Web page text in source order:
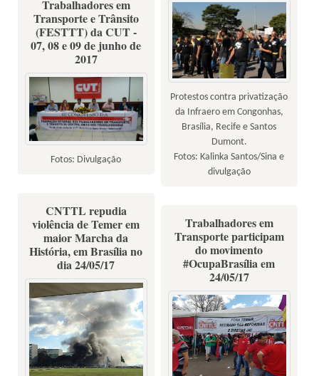
Protestos contra privatização
da Infraero em Congonhas,
Brasília, Recife e Santos
Dumont.
Fotos: Kalinka Santos/Sina e
divulgação
Trabalhadores em
Transporte e Trânsito
(FESTTT) da CUT -
07, 08 e 09 de junho de
2017
Fotos: Divulgação
CNTTL repudia
violência de Temer em
maior Marcha da
História, em Brasília no
dia 24/05/17
Trabalhadores em
Transporte participam
do movimento
#OcupaBrasília em
24/05/17